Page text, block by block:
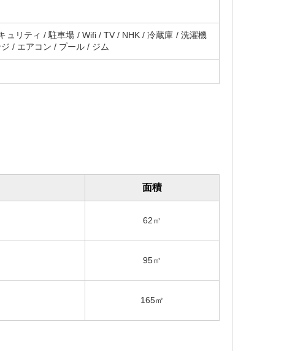
ュリティ / 駐車場 / Wifi / TV / NHK / 冷蔵庫 / 洗濯機
/ エアコン / プール / ジム
面積
62㎡
95㎡
165㎡